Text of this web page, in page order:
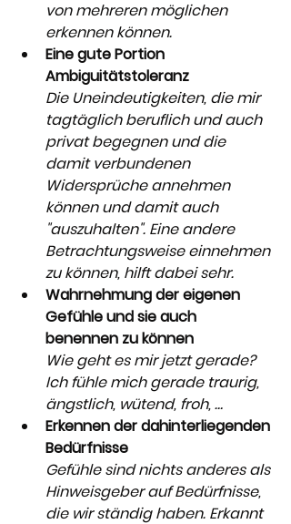
von mehreren möglichen
erkennen können.
Eine gute Portion
Ambiguitätstoleranz
Die Uneindeutigkeiten, die mir
tagtäglich beruflich und auch
privat begegnen und die
damit verbundenen
Widersprüche annehmen
können und damit auch
"auszuhalten". Eine andere
Betrachtungsweise einnehmen
zu können, hilft dabei sehr.
Wahrnehmung der eigenen
Gefühle und sie auch
benennen zu können
Wie geht es mir jetzt gerade?
Ich fühle mich gerade traurig,
ängstlich, wütend, froh, …
Erkennen der dahinterliegenden
Bedürfnisse
Gefühle sind nichts anderes als
Hinweisgeber auf Bedürfnisse,
die wir ständig haben. Erkannt